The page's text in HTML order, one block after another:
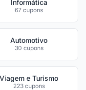
Informática
67 cupons
Automotivo
30 cupons
Viagem e Turismo
223 cupons